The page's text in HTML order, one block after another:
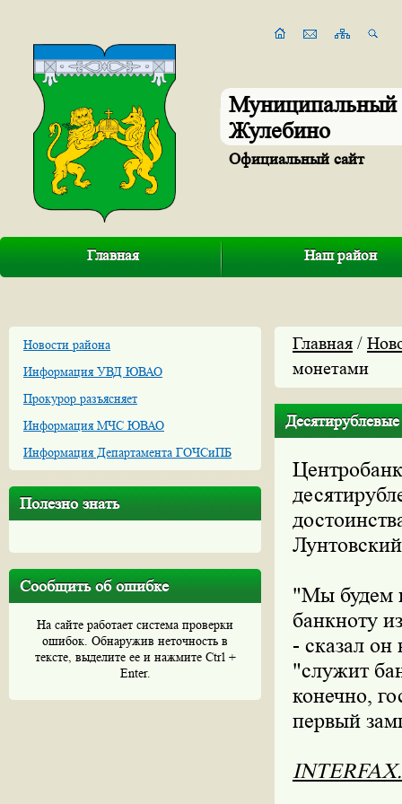
Муниципальный
Жулебино
Официальный сайт
Главная Наш район
Новости района
Информация УВД ЮВАО
Прокурор разъясняет
Информация МЧС ЮВАО
Информация Департамента ГОЧСиПБ
Полезно знать
Сообщить об ошибке
На сайте работает система проверки
ошибок. Обнаружив неточность в
тексте, выделите ее и нажмите Ctrl +
Enter.
Главная /
монетами
"Мы будем
банкноту
- сказал он
"служит
конечно,
первый